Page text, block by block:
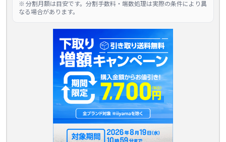
※ 分割月額は目安です。分割手数料・端数処理は実際の条件により異
なる場合があります。